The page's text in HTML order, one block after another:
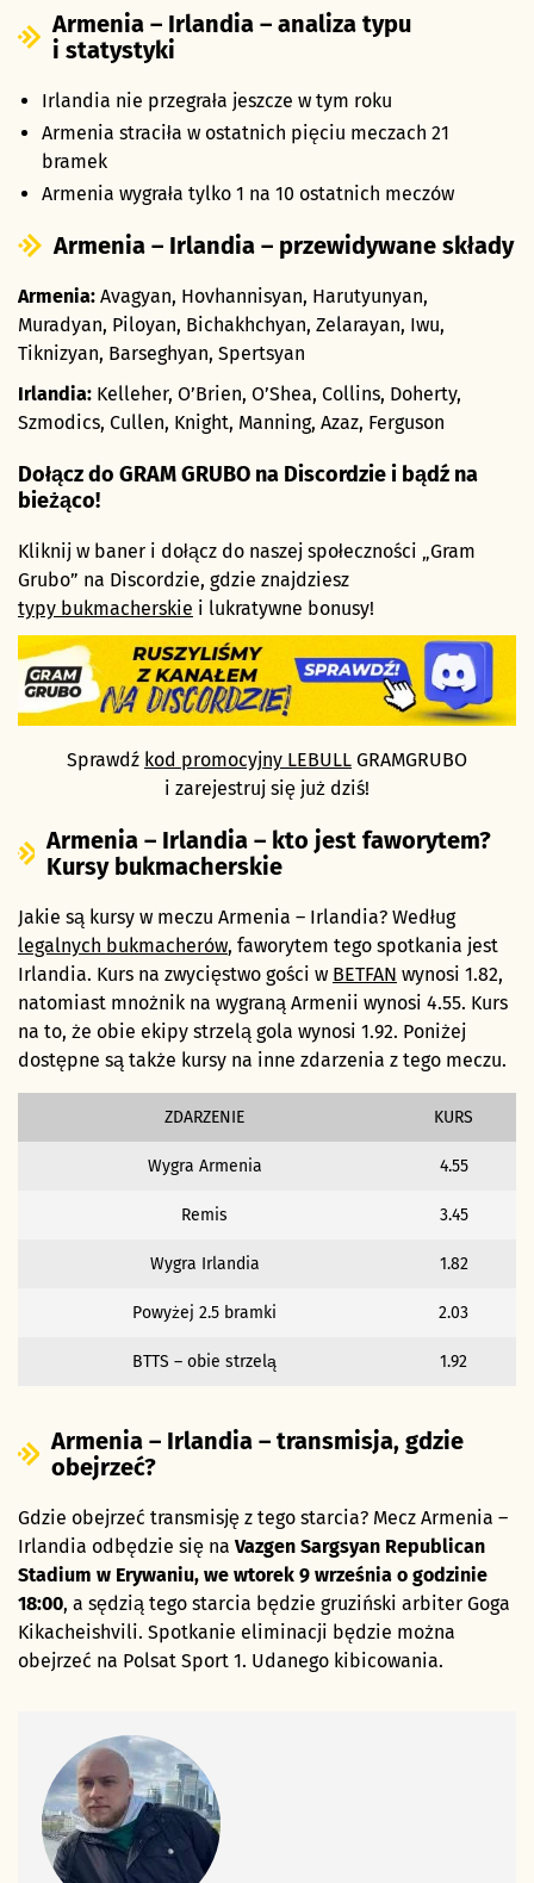
Armenia – Irlandia – analiza typu
i statystyki
Irlandia nie przegrała jeszcze w tym roku
Armenia straciła w ostatnich pięciu meczach 21
bramek
Armenia wygrała tylko 1 na 10 ostatnich meczów
Armenia – Irlandia – przewidywane składy
Armenia: Avagyan, Hovhannisyan, Harutyunyan,
Muradyan, Piloyan, Bichakhchyan, Zelarayan, Iwu,
Tiknizyan, Barseghyan, Spertsyan
Irlandia: Kelleher, O’Brien, O’Shea, Collins, Doherty,
Szmodics, Cullen, Knight, Manning, Azaz, Ferguson
Dołącz do GRAM GRUBO na Discordzie i bądź na
bieżąco!
Kliknij w baner i dołącz do naszej społeczności „Gram
Grubo” na Discordzie, gdzie znajdziesz
typy bukmacherskie i lukratywne bonusy!
Sprawdź kod promocyjny LEBULL GRAMGRUBO
i zarejestruj się już dziś!
Armenia – Irlandia – kto jest faworytem?
Kursy bukmacherskie
Jakie są kursy w meczu Armenia – Irlandia? Według
legalnych bukmacherów, faworytem tego spotkania jest
Irlandia. Kurs na zwycięstwo gości w BETFAN wynosi 1.82,
natomiast mnożnik na wygraną Armenii wynosi 4.55. Kurs
na to, że obie ekipy strzelą gola wynosi 1.92. Poniżej
dostępne są także kursy na inne zdarzenia z tego meczu.
ZDARZENIE KURS
Wygra Armenia 4.55
Remis 3.45
Wygra Irlandia 1.82
Powyżej 2.5 bramki 2.03
BTTS – obie strzelą 1.92
Armenia – Irlandia – transmisja, gdzie
obejrzeć?
Gdzie obejrzeć transmisję z tego starcia? Mecz Armenia –
Irlandia odbędzie się na Vazgen Sargsyan Republican
Stadium w Erywaniu, we wtorek 9 września o godzinie
18:00, a sędzią tego starcia będzie gruziński arbiter Goga
Kikacheishvili. Spotkanie eliminacji będzie można
obejrzeć na Polsat Sport 1. Udanego kibicowania.